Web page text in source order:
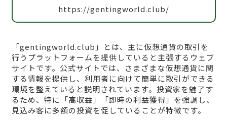
https://gentingworld.club/
「gentingworld.club」とは、主に仮想通貨の取引を
行うプラットフォームを提供していると主張するウェブ
サイトです。公式サイトでは、さまざまな仮想通貨に関
する情報を提供し、利用者に向けて簡単に取引ができる
環境を整えていると説明されています。投資家を魅了す
るため、特に「高収益」「即時の利益獲得」を強調し、
見込み客に多額の投資を促していることが特徴です。